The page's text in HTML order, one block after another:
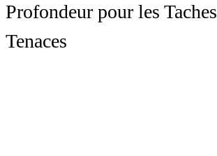
Profondeur pour les Taches
Tenaces